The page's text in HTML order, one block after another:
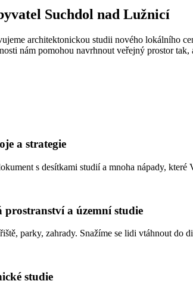
Suchdol nad Lužnicí
architektonickou studii nového lokálního
nám pomohou navrhnout veřejný prostor
a strategie
s desítkami studií a mnoha nápady,
a územní studie
parky, zahrady. Snažíme se lidi vtáhnout do
studie